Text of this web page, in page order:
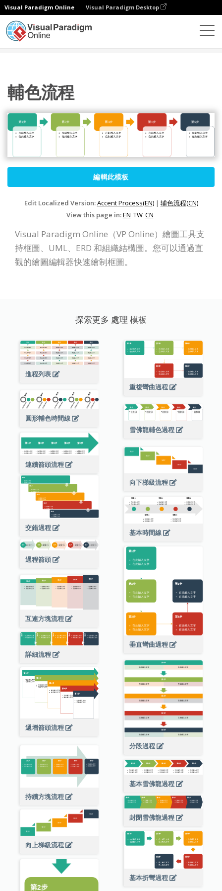
Visual Paradigm Online Visual Paradigm Desktop
輔色流程
編輯此模板
Edit Localized Version:Accent Process(EN)| 辅色流程(CN)
View this page in:EN TW CN
Visual Paradigm Online（VP Online）繪圖工具支
持框圖、UML、ERD 和組織結構圖。您可以通過直
觀的繪圖編輯器快速繪制框圖。
探索更多 處理 模板
進程列表
重複彎曲過程
圓形輔色時間線
雪佛龍輔色過程
連續箭頭流程
向下梯級流程
交錯過程
基本時間線
過程箭頭
垂直彎曲過程
互連方塊流程
詳細流程
分段過程
遞增箭頭流程
持續方塊流程
基本雪佛龍過程
封閉雪佛龍過程
向上梯級流程
基本折彎過程